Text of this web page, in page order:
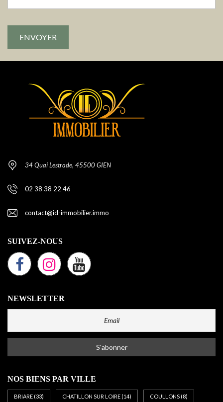
34 Quai Lestrade, 45500 GIEN
02 38 38 22 46
contact@id-immobilier.immo
SUIVEZ-NOUS
NEWSLETTER
NOS BIENS PAR VILLE
BRIARE (33) CHATILLON SUR LOIRE (14) COULLONS (8)